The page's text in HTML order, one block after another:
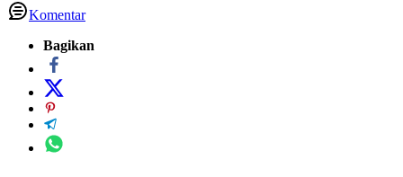
Komentar
Bagikan